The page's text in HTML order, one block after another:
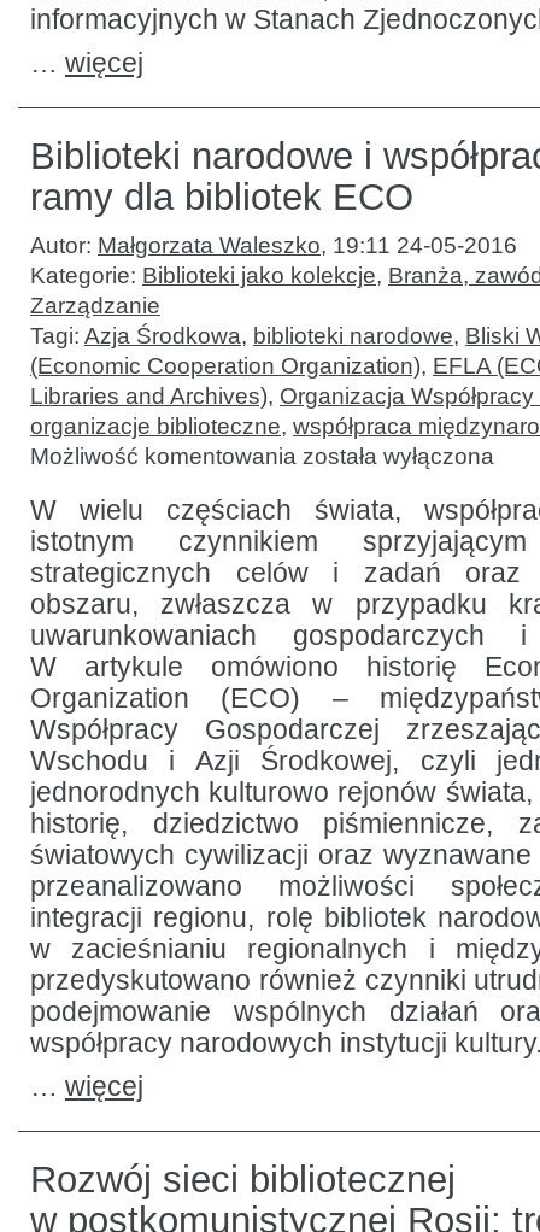
informacyjnych w Stanach
… więcej
Biblioteki narodowe i
ramy dla bibliotek ECO
Autor: Małgorzata Waleszko, 19:11 24-05-2016
Kategorie: Biblioteki jako kolekcje, Branża,
Zarządzanie
Tagi: Azja Środkowa, biblioteki narodowe, Bliski
(Economic Cooperation Organization), EFLA
Libraries and Archives), Organizacja
organizacje biblioteczne, współpraca
Możliwość komentowania Biblioteki
narodowe
regionalna:
ramy
dla
ECO
została wyłączona
W wielu częściach świata,
istotnym czynnikiem
strategicznych celów i zadań oraz
obszaru, zwłaszcza w przypadku
uwarunkowaniach gospodarczych
W artykule omówiono historię
Organization (ECO) –
Współpracy Gospodarczej
Wschodu i Azji Środkowej, czyli
jednorodnych kulturowo rejonów
historię, dziedzictwo piśmiennicze,
światowych cywilizacji oraz
przeanalizowano możliwości
integracji regionu, rolę bibliotek
w zacieśnianiu regionalnych i
przedyskutowano również czynniki
podejmowanie wspólnych działań
współpracy narodowych instytucji
… więcej
Rozwój sieci bibliotecznej
w postkomunistycznej Rosji: